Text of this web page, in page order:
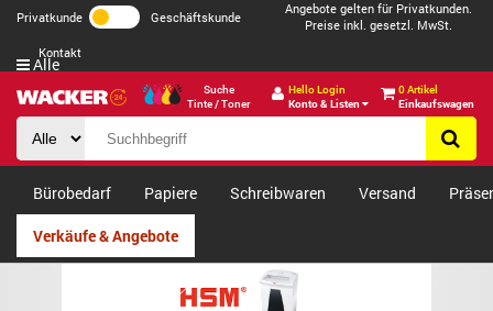
Privatkunde Geschäftskunde
Angebote gelten für Privatkunden.
Preise inkl. gesetzl. MwSt.
Kontakt
Suche
Tinte / Toner
Hello Login
Konto & Listen
0 Artikel
Einkaufswagen
Alle
Bürobedarf Papiere Schreibwaren Versand
Verkäufe & Angebote